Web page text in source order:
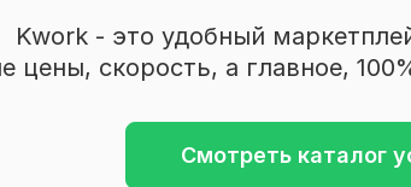
Kwork - это удобный
цены, скорость, а главное,
Смотреть каталог